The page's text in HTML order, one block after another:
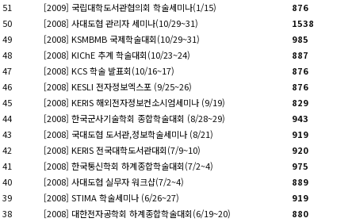
51
[2009] 국립대학도서관협의회 학술세미나(1/15) 876
50
[2008] 사대도협 관리자 세미나(10/29~31) 1538
49
[2008] KSMBMB 국제학술대회(10/29~31) 985
48
[2008] KIChE 추계 학술대회(10/23~24) 887
47
[2008] KCS 학술 발표회(10/16~17) 876
46
[2008] KESLI 전자정보엑스포 (9/25~26) 876
45
[2008] KERIS 해외전자정보컨소시엄세미나 (9/19) 829
44
[2008] 한국군사기술학회 종합학술대회 (8/28~29) 943
43
[2008] 국대도협 도서관,정보학술세미나 (8/21) 919
42
[2008] KERIS 전국대학도서관대회(7/9~10) 920
41
[2008] 한국통신학회 하계종합학술대회(7/2~4) 975
40
[2008] 사대도협 실무자 워크샵(7/2~4) 889
39
[2008] STIMA 학술세미나 (6/26~27) 919
38
[2008] 대한전자공학회 하계종합학술대회(6/19~20) 880